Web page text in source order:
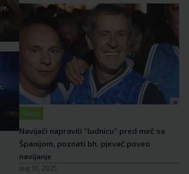
Sport
Navijači napravili “ludnicu” pred meč sa
Španijom, poznati bh. pjevač poveo
navijanje
aug 30, 2025